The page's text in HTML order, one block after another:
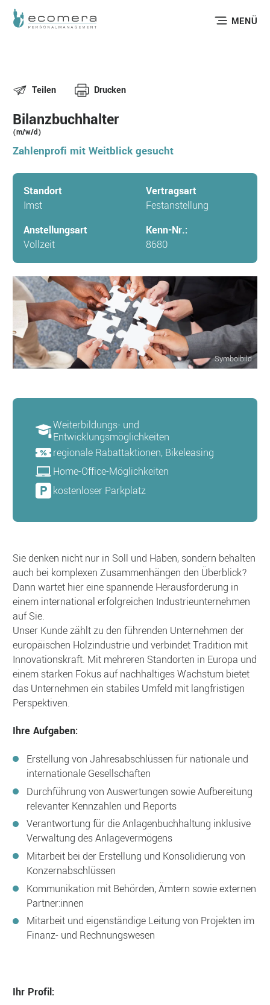
MENÜ
Teilen Drucken
Bilanzbuchhalter
(m/w/d)
Zahlenprofi mit Weitblick gesucht
Standort
Imst
Vertragsart
Festanstellung
Anstellungsart
Vollzeit
Kenn-Nr.:
8680
Symbolbild
Weiterbildungs- und
Entwicklungsmöglichkeiten
regionale Rabattaktionen, Bikeleasing
Home-Office-Möglichkeiten
kostenloser Parkplatz
Sie denken nicht nur in Soll und Haben, sondern behalten
auch bei komplexen Zusammenhängen den Überblick?
Dann wartet hier eine spannende Herausforderung in
einem international erfolgreichen Industrieunternehmen
auf Sie.
Unser Kunde zählt zu den führenden Unternehmen der
europäischen Holzindustrie und verbindet Tradition mit
Innovationskraft. Mit mehreren Standorten in Europa und
einem starken Fokus auf nachhaltiges Wachstum bietet
das Unternehmen ein stabiles Umfeld mit langfristigen
Perspektiven.
Ihre Aufgaben:
Erstellung von Jahresabschlüssen für nationale und
internationale Gesellschaften
Durchführung von Auswertungen sowie Aufbereitung
relevanter Kennzahlen und Reports
Verantwortung für die Anlagenbuchhaltung inklusive
Verwaltung des Anlagevermögens
Mitarbeit bei der Erstellung und Konsolidierung von
Konzernabschlüssen
Kommunikation mit Behörden, Ämtern sowie externen
Partner:innen
Mitarbeit und eigenständige Leitung von Projekten im
Finanz- und Rechnungswesen
Ihr Profil: